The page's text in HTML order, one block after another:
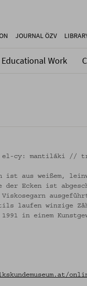
JOURNAL ÖZV
Educational Work
el-cy: mantiláki //
ist aus weißem,
Ecken ist
Viskosegarn
laufen winzige
1991 in einem